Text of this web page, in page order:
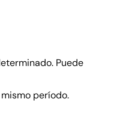
Puede
período.